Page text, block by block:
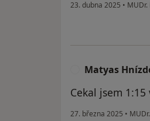
23. dubna 2025 •
Matyas
Cekal jsem
27. března 2025 •